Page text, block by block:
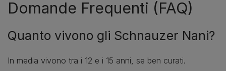
Domande Frequenti (FAQ)
Quanto vivono gli Schnauzer Nani?
In media vivono tra i 12 e i 15 anni, se ben curati.